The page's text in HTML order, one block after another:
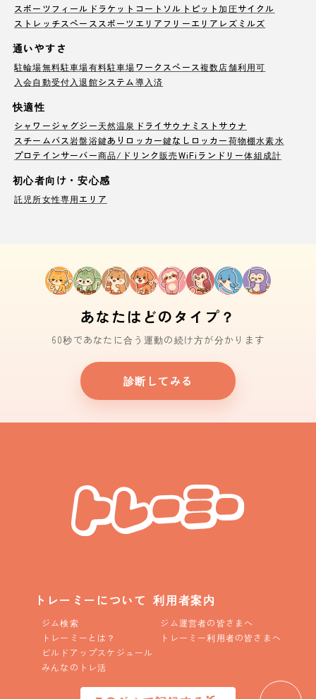
スポーツフィールド ラケットコート ソルトピット加圧サイクル
ストレッチスペース スポーツエリア フリーエリア レズミルズ
通いやすさ
駐輪場無料駐車場有料駐車場ワークスペース複数店舗利用可
入会自動受付 入退館システム導入済
快適性
シャワージャグジー天然温泉 ドライサウナ ミストサウナ
スチームバス岩盤浴鍵ありロッカー鍵なしロッカー荷物棚水素水
プロテインサーバー商品/ドリンク販売WiFi ランドリー体組成計
初心者向け・安心感
託児所女性専用エリア
あなたはどのタイプ？
60秒であなたに合う運動の続け方が分かります
診断してみる
トレーミーについて
ジム検索
トレーミーとは？
ビルドアップスケジュール
みんなのトレ活
利用者案内
ジム運営者の皆さまへ
トレーミー利用者の皆さまへ